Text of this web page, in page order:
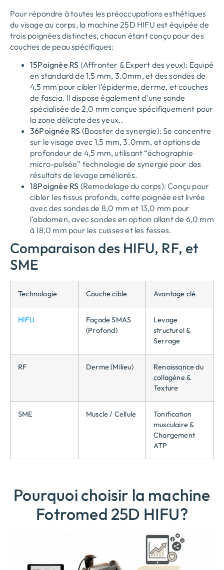
Pour répondre à toutes les préoccupations esthétiques
du visage au corps, la machine 25D HIFU est équipée de
trois poignées distinctes, chacun étant conçu pour des
couches de peau spécifiques:
15Poignée RS (Affronter & Expert des yeux): Equipé
en standard de 1,5 mm, 3.0mm, et des sondes de
4,5 mm pour cibler l'épiderme, derme, et couches
de fascia. Il dispose également d'une sonde
spécialisée de 2,0 mm conçue spécifiquement pour
la zone délicate des yeux..
36Poignée RS (Booster de synergie): Se concentre
sur le visage avec 1,5 mm, 3.0mm, et options de
profondeur de 4,5 mm, utilisant “échographie
micro-pulsée” technologie de synergie pour des
résultats de levage améliorés.
18Poignée RS (Remodelage du corps): Conçu pour
cibler les tissus profonds, cette poignée est livrée
avec des sondes de 8,0 mm et 13,0 mm pour
l'abdomen, avec sondes en option allant de 6,0 mm
à 18,0 mm pour les cuisses et les fesses.
Comparaison des HIFU, RF, et
SME
Technologie Couche cible Avantage clé
HIFU
Façade SMAS
(Profond)
Levage
structurel &
Serrage
RF Derme (Milieu)
Renaissance du
collagène &
Texture
SME Muscle / Cellule
Tonification
musculaire &
Chargement
ATP
Pourquoi choisir la machine
Fotromed 25D HIFU?